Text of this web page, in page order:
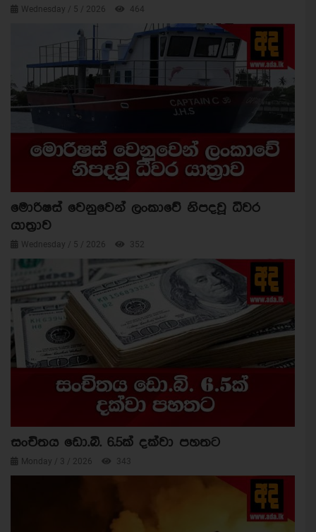
Wednesday / 5 / 2026 464
මොරිෂස් වෙනුවෙන් ලංකාවේ නිපදවූ ධීවර
යාත්‍රාව
Wednesday / 5 / 2026 352
සංචිතය ඩො.බි. 6.5ක් දක්වා පහතට
Monday / 3 / 2026 343